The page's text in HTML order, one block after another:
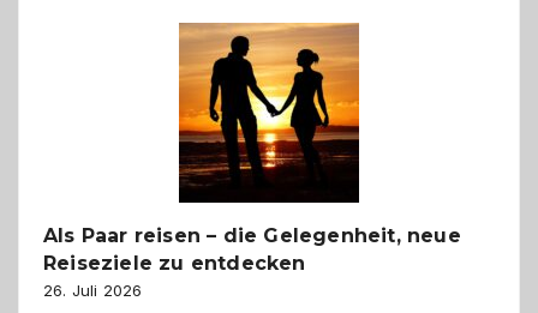
Als Paar reisen – die Gelegenheit, neue
Reiseziele zu entdecken
26. Juli 2026